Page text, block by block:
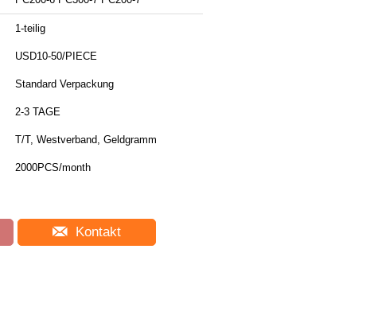
1-teilig
USD10-50/PIECE
Standard Verpackung
2-3 TAGE
T/T, Westverband, Geldgramm
2000PCS/month
Kontakt